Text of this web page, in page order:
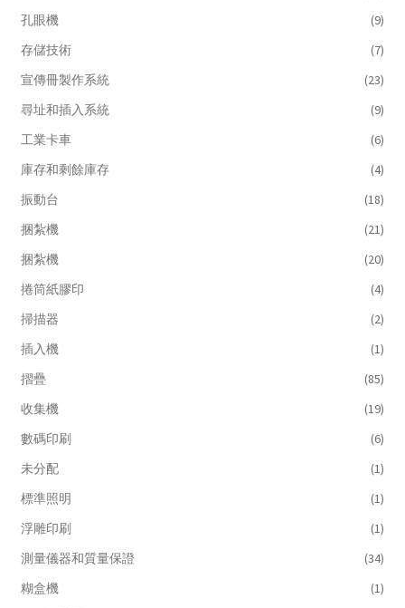
孔眼機
(9)
存儲技術
(7)
宣傳冊製作系統
(23)
尋址和插入系統
(9)
工業卡車
(6)
庫存和剩餘庫存
(4)
振動台
(18)
捆紮機
(21)
捆紮機
(20)
捲筒紙膠印
(4)
掃描器
(2)
插入機
(1)
摺疊
(85)
收集機
(19)
數碼印刷
(6)
未分配
(1)
標準照明
(1)
浮雕印刷
(1)
測量儀器和質量保證
(34)
糊盒機
(1)